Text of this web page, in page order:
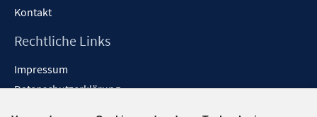
Kontakt
Rechtliche Links
Impressum
Datenschutzerklärung